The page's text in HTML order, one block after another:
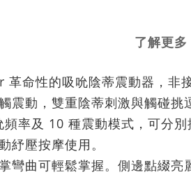
了解更多
命性的吸吮陰蒂震動器，非
震動，雙重陰蒂刺激與觸碰挑
率及 10 種震動模式，可分別
紓壓按摩使用。
彎曲可輕鬆掌握。側邊點綴亮